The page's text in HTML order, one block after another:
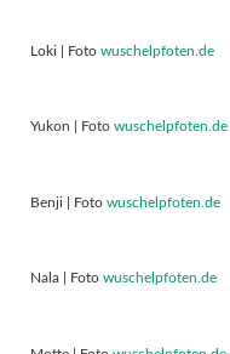
Loki | Foto wuschelpfoten.de
Yukon | Foto wuschelpfoten.de
Benji | Foto wuschelpfoten.de
Nala | Foto wuschelpfoten.de